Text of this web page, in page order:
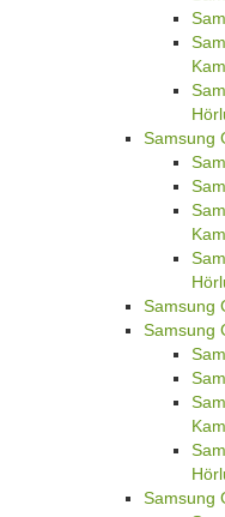
Samsung
Samsung
Samsung
Samsung